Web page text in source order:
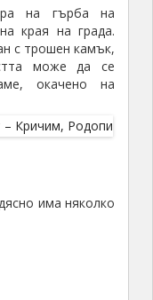
на гърба на
края на града.
с трошен камък,
може да се
окачено на
има няколко